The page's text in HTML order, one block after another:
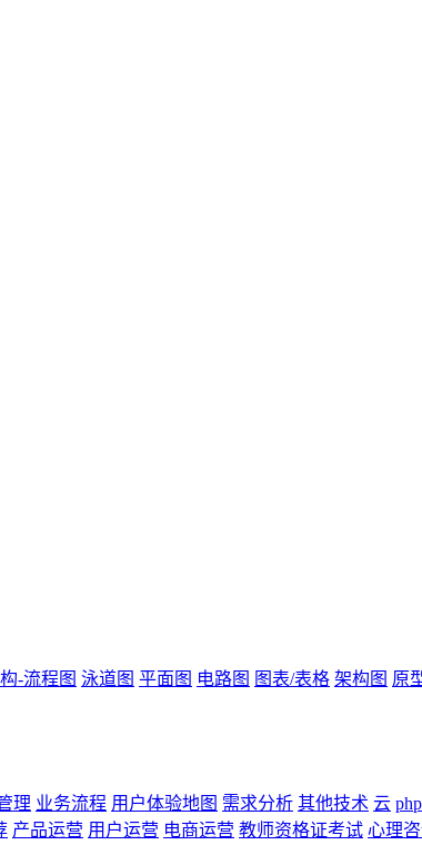
-流程图 泳道图 平面图 电路图 图表/表格 架构图 原
理 业务流程 用户体验地图 需求分析 其他技术 云 php
产品运营 用户运营 电商运营 教师资格证考试 心理